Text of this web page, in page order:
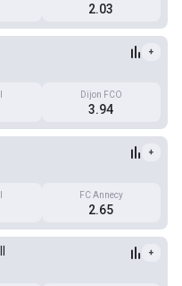
2.03
+
Dijon FCO
3.94
+
FC Annecy
2.65
+